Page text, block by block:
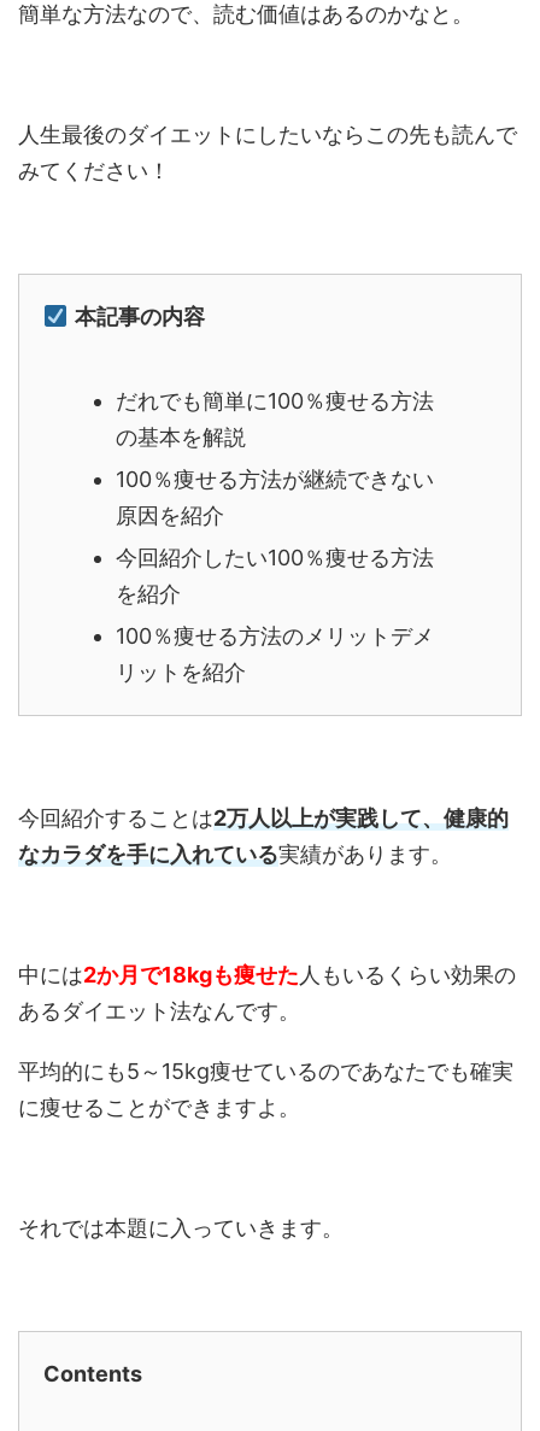
簡単な方法なので、読む価値はあるのかなと。
人生最後のダイエットにしたいならこの先も読んで
みてください！
本記事の内容
だれでも簡単に100％痩せる方法
の基本を解説
100％痩せる方法が継続できない
原因を紹介
今回紹介したい100％痩せる方法
を紹介
100％痩せる方法のメリットデメ
リットを紹介
今回紹介することは2万人以上が実践して、健康的
なカラダを手に入れている実績があります。
中には2か月で18kgも痩せた 人もいるくらい効果の
あるダイエット法なんです。
平均的にも5～15kg痩せているのであなたでも確実
に痩せることができますよ。
それでは本題に入っていきます。
Contents